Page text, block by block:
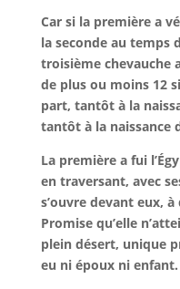
Car si la première a
la seconde au temps
troisième chevauche
de plus ou moins 12
part, tantôt à la
tantôt à la naissance
La première a fui
en traversant, avec
s’ouvre devant eux,
Promise qu’elle
plein désert, unique
eu ni époux ni enfant.